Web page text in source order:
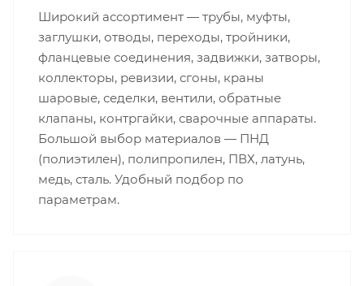
Широкий ассортимент — трубы, муфты,
заглушки, отводы, переходы, тройники,
фланцевые соединения, задвижки, затворы,
коллекторы, ревизии, сгоны, краны
шаровые, седелки, вентили, обратные
клапаны, контргайки, сварочные аппараты.
Большой выбор материалов — ПНД
(полиэтилен), полипропилен, ПВХ, латунь,
медь, сталь. Удобный подбор по
параметрам.